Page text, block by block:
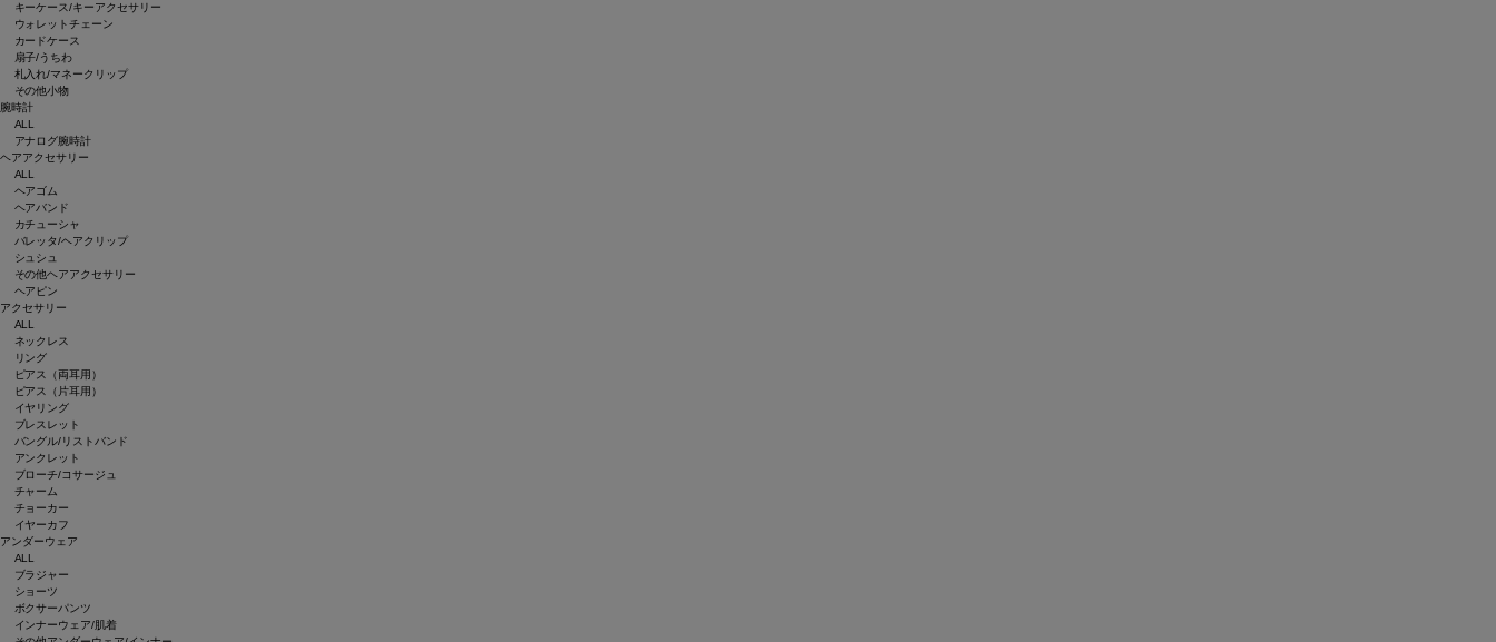
キーケース/キーアクセサリー
ウォレットチェーン
カードケース
扇子/うちわ
札入れ/マネークリップ
その他小物
腕時計
ALL
アナログ腕時計
ヘアアクセサリー
ALL
ヘアゴム
ヘアバンド
カチューシャ
バレッタ/ヘアクリップ
シュシュ
その他ヘアアクセサリー
ヘアピン
アクセサリー
ALL
ネックレス
リング
ピアス（両耳用）
ピアス（片耳用）
イヤリング
ブレスレット
バングル/リストバンド
アンクレット
ブローチ/コサージュ
チャーム
チョーカー
イヤーカフ
アンダーウェア
ALL
ブラジャー
ショーツ
ボクサーパンツ
インナーウェア/肌着